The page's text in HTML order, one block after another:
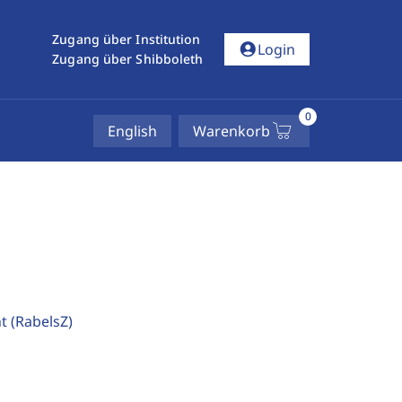
Zugang über Institution
Zugang über Shibboleth
account_circleLogin
English Warenkorb
0
(RabelsZ)